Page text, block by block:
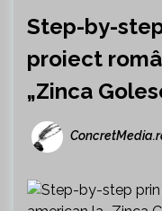
Step-by-
proiect
„Zinca